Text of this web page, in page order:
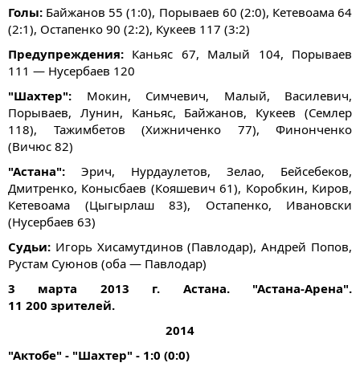
Голы: Байжанов 55 (1:0), Порываев 60 (2:0), Кетевоама 64
(2:1), Остапенко 90 (2:2), Кукеев 117 (3:2)
Предупреждения: Каньяс 67, Малый 104, Порываев
111 — Нусербаев 120
"Шахтер": Мокин, Симчевич, Малый, Василевич,
Порываев, Лунин, Каньяс, Байжанов, Кукеев (Семлер
118), Тажимбетов (Хижниченко 77), Финонченко
(Вичюс 82)
"Астана": Эрич, Нурдаулетов, Зелао, Бейсебеков,
Дмитренко, Конысбаев (Кояшевич 61), Коробкин, Киров,
Кетевоама (Цыгырлаш 83), Остапенко, Ивановски
(Нусербаев 63)
Судьи: Игорь Хисамутдинов (Павлодар), Андрей Попов,
Рустам Суюнов (оба — Павлодар)
3 марта 2013 г. Астана. "Астана-Арена".
11 200 зрителей.
2014
"Актобе" - "Шахтер" - 1:0 (0:0)